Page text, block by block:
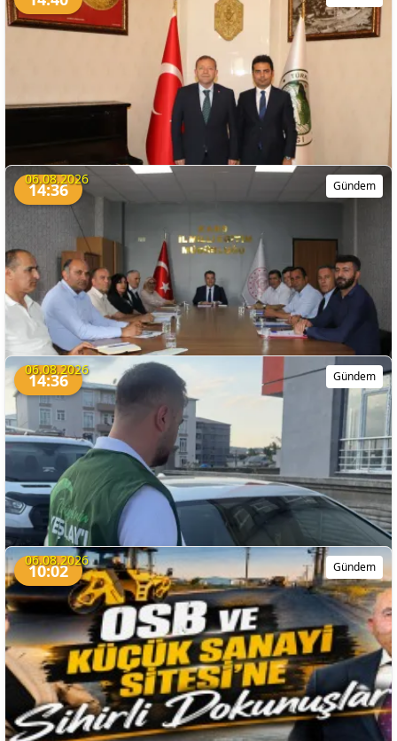
DSİ'den Arpaçaylı Arazi Sahiplerine Önemli Duyuru
06.08.2026
Vali Polat, Yeni AFAD İl Müdürüyle Bir Araya Geldi
Gündem
14:36
06.08.2026
Kars'ta Yeni Eğitim Dönemi Hazırlıkları Başladı
Gündem
14:36
06.08.2026
Yeşilay Kars'tan Bağımlılıkla Mücadelede Farkındalık
Seferberliği
Gündem
10:02